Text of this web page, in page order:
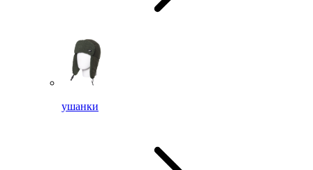
ушанки